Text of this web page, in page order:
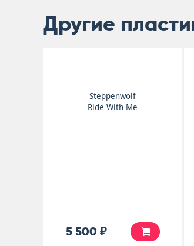
Другие
Steppenwolf
Ride With Me
5 500 ₽